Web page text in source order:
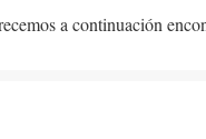
a continuación